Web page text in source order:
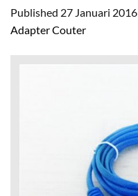
Published 27 Januari 2016
Adapter Couter